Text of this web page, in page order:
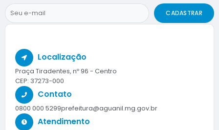
Localização
Praça Tiradentes, nº 96 - Centro
CEP: 37273-000
Contato
0800 000 5299prefeitura@aguanil.mg.gov.br
Atendimento
CADASTRAR